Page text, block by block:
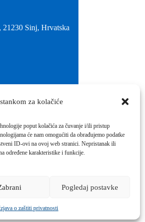
za kolačiće
poput kolačića za čuvanje i/ili pristup
će nam omogućiti da obrađujemo podatke
ID-ovi na ovoj web stranici. Nepristanak ili
određene karakteristike i funkcije.
Pogledaj postavke
o zaštiti privatnosti
21230 Sinj, Hrvatska
sinj.skole.hr
osmijeh!